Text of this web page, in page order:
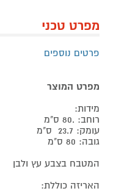
מפרט טכני
פרטים נוספים
מפרט המוצר
מידות:
רוחב: .80 ס"מ
עומק: 23.7 ס"מ
גובה: 80 ס"מ
המטבח בצבע עץ ולבן
האריזה כוללת: